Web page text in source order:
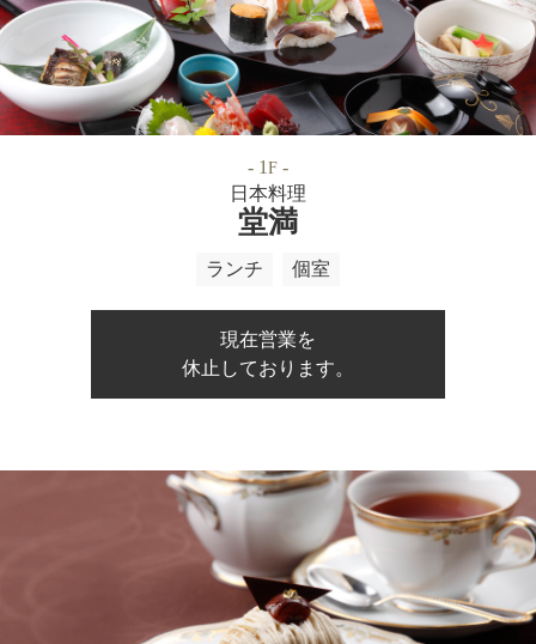
- 1 F -
日本料理
堂満
ランチ 個室
現在営業を
休止しております。